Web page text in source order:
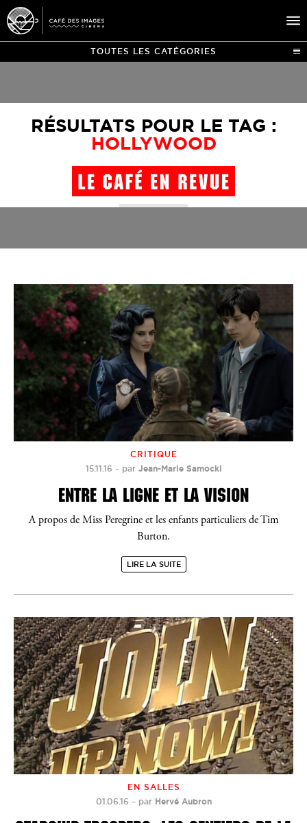
ÉVÉNEMENTS
CAFÉ DU CINÉ
ÉDUCATION AUX IMAGES
TOUTES LES CATÉGORIES
RÉSULTATS POUR LE TAG :
HOLLYWOOD
CRITIQUE
15.11.16 – par Jean-Marie Samocki
ENTRE LA LIGNE ET LA VISION
A propos de Miss Peregrine et les enfants particuliers de Tim
Burton.
LIRE LA SUITE
EN SALLES
01.06.16 – par Hervé Aubron